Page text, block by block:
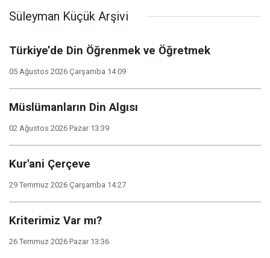
Süleyman Küçük Arşivi
Türkiye’de Din Öğrenmek ve Öğretmek
05 Ağustos 2026 Çarşamba 14:09
Müslümanların Din Algısı
02 Ağustos 2026 Pazar 13:39
Kur'ani Çerçeve
29 Temmuz 2026 Çarşamba 14:27
Kriterimiz Var mı?
26 Temmuz 2026 Pazar 13:36